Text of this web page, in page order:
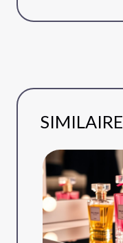
SIMILAIRE